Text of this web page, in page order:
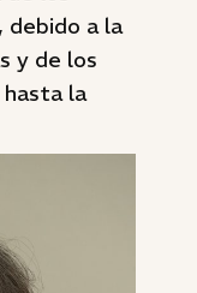
debido a la
y de los
la